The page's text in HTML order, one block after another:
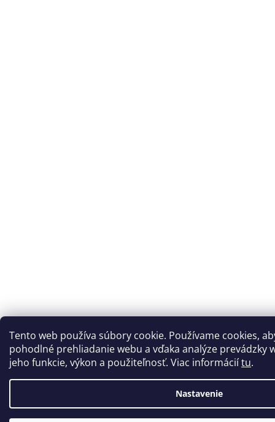
Tento web používa súbory cookie. Používame cookies,
pohodlné prehliadanie webu a vďaka analýze prevádzky
jeho funkcie, výkon a použiteľnosť. Viac informáciítu.
Nastavenie